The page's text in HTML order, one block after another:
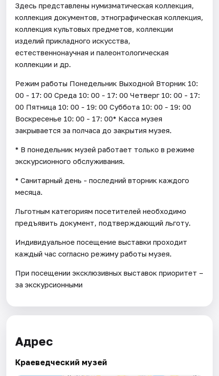
Здесь представлены нумизматическая коллекция,
коллекция документов, этнографическая коллекция,
коллекция культовых предметов, коллекции
изделий прикладного искусства,
естественнонаучная и палеонтологическая
коллекции и др.
Режим работы Понедельник Выходной Вторник 10:
00 - 17: 00 Среда 10: 00 - 17: 00 Четверг 10: 00 - 17:
00 Пятница 10: 00 - 19: 00 Суббота 10: 00 - 19: 00
Воскресенье 10: 00 - 17: 00* Касса музея
закрывается за полчаса до закрытия музея.
* В понедельник музей работает только в режиме
экскурсионного обслуживания.
* Санитарный день - последний вторник каждого
месяца.
Льготным категориям посетителей необходимо
предъявить документ, подтверждающий льготу.
Индивидуальное посещение выставки проходит
каждый час согласно режиму работы музея.
При посещении эксклюзивных выставок приоритет –
за экскурсионными
Адрес
Краеведческий музей